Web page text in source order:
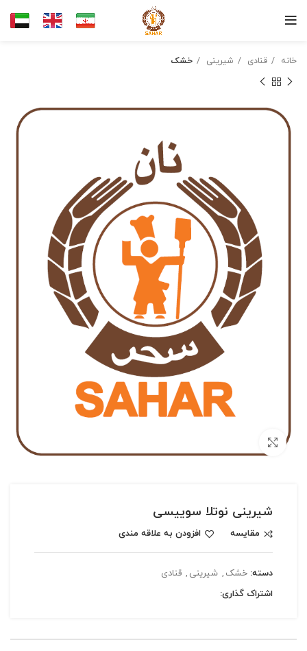
خانه قنادی شیرینی خشک
شیرینی نوتلا سوییسی
مقایسه افزودن به علاقه مندی
دسته: خشک , شیرینی , قنادی
اشتراک گذاری: